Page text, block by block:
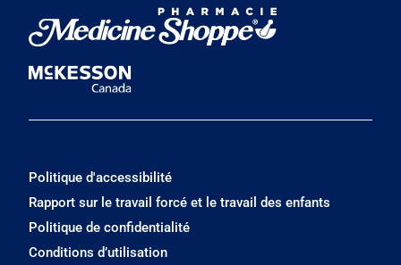
Politique d'accessibilité
Rapport sur le travail forcé et le travail des enfants
Politique de confidentialité
Conditions d’utilisation